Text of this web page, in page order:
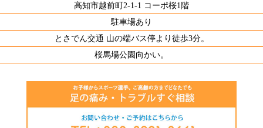
高知市越前町2-1-1 コーポ桜1階
駐車場あり
とさでん交通 山の端バス停より徒歩3分。
桜馬場公園向かい。